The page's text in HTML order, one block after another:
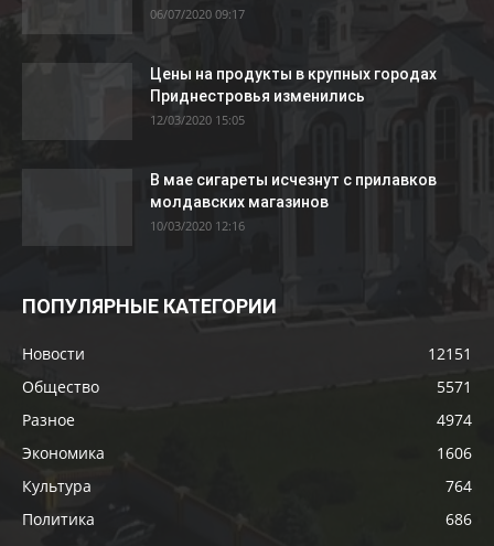
06/07/2020 09:17
Цены на продукты в крупных городах
Приднестровья изменились
12/03/2020 15:05
В мае сигареты исчезнут с прилавков
молдавских магазинов
10/03/2020 12:16
ПОПУЛЯРНЫЕ КАТЕГОРИИ
Новости
12151
Общество
5571
Разное
4974
Экономика
1606
Культура
764
Политика
686